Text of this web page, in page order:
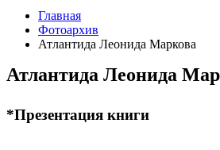
Главная
Фотоархив
Атлантида Леонида Маркова
Атлантида Леонида
*Презентация книги